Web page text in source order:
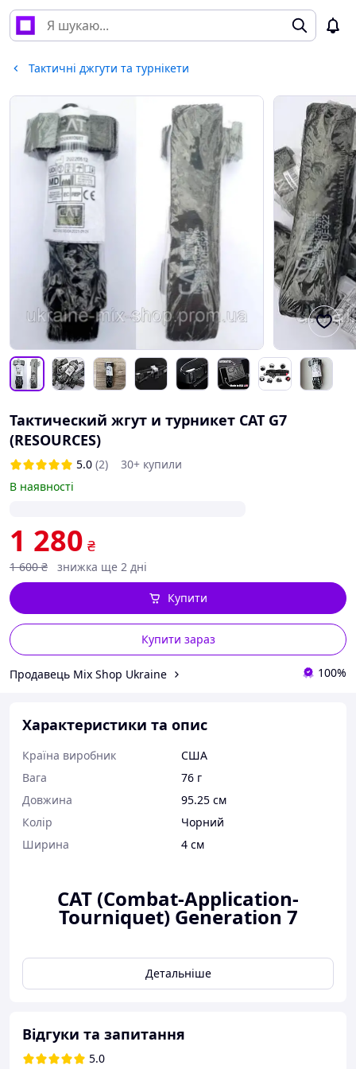
Тактичні джгути та турнікети
Тактический жгут и турникет CAT G7
(RESOURCES)
5.0 (2)
30+ купили
В наявності
1 280 ₴
1 600 ₴ знижка ще 2 дні
Купити зараз
Купити
Продавець Mix Shop Ukraine 100%
Характеристики та опис
Країна виробник
США
Вага
76 г
Довжина
95.25 см
Колір
Чорний
Ширина
4 см
CAT (Combat-Application-
Tourniquet) Generation 7
Детальніше
Відгуки та запитання
5.0